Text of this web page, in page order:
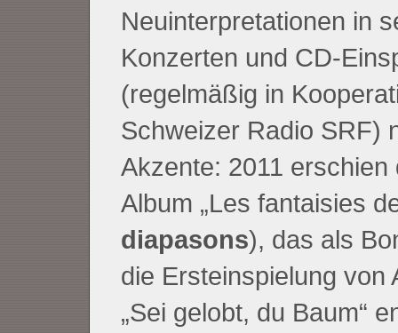
Neuinterpretationen in
Konzerten und CD-
(regelmäßig in
Schweizer Radio SRF)
Akzente: 2011 erschien
Album „Les fantaisies
diapasons), das als
die Ersteinspielung von
„Sei gelobt, du Baum“